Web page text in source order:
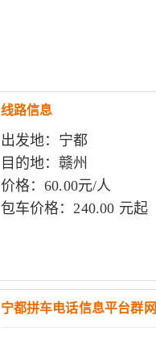
线路信息
出发地：宁都
目的地：赣州
价格：60.00元/人
包车价格：240.00 元起
宁都拼车电话信息平台群网